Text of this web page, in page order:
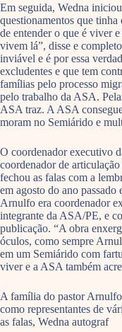
Em seguida, Wedna
questionamentos que tinha
de entender o que é viver
vivem lá”, disse e
inviável e é por essa
excludentes e que tem
famílias pelo processo
pelo trabalho da ASA.
ASA traz. A ASA
moram no Semiárido e
O coordenador executivo
coordenador de
fechou as falas com a
em agosto do ano
Arnulfo era coordenador
integrante da ASA/PE, e
publicação. “A obra
óculos, como sempre
em um Semiárido com
viver e a ASA também
A família do pastor Arnulfo
como representantes de
as falas, Wedna autograf